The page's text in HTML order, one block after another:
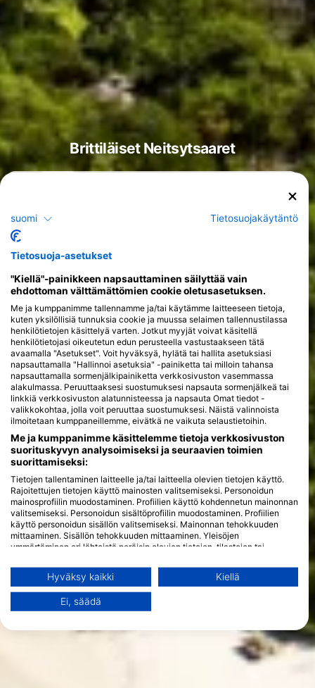
Brittiläiset Neitsytsaaret
suomi Tietosuojakäytäntö
Tietosuoja-asetukset
"Kiellä"-painikkeen napsauttaminen säilyttää vain
ehdottoman välttämättömien cookie oletusasetuksen.
Me ja kumppanimme tallennamme ja/tai käytämme laitteeseen tietoja,
kuten yksilöllisiä tunnuksia cookie ja muussa selaimen tallennustilassa
henkilötietojen käsittelyä varten. Jotkut myyjät voivat käsitellä
henkilötietojasi oikeutetun edun perusteella vastustaakseen tätä
avaamalla "Asetukset". Voit hyväksyä, hylätä tai hallita asetuksiasi
napsauttamalla "Hallinnoi asetuksia" -painiketta tai milloin tahansa
napsauttamalla sormenjälkipainiketta verkkosivuston vasemmassa
alakulmassa. Peruuttaaksesi suostumuksesi napsauta sormenjälkeä tai
linkkiä verkkosivuston alatunnisteessa ja napsauta Omat tiedot -
valikkokohtaa, jolla voit peruuttaa suostumuksesi. Näistä valinnoista
ilmoitetaan kumppaneillemme, eivätkä ne vaikuta selaustietoihin.
Me ja kumppanimme käsittelemme tietoja verkkosivuston
suorituskyvyn analysoimiseksi ja seuraavien toimien
suorittamiseksi:
Tietojen tallentaminen laitteelle ja/tai laitteella olevien tietojen käyttö.
Rajoitettujen tietojen käyttö mainosten valitsemiseksi. Personoidun
mainosprofiilin muodostaminen. Profiilien käyttö kohdennetun mainonnan
valitsemiseksi. Personoidun sisältöprofiilin muodostaminen. Profiilien
käyttö personoidun sisällön valitsemiseksi. Mainonnan tehokkuuden
mittaaminen. Sisällön tehokkuuden mittaaminen. Yleisöjen
ymmärtäminen eri lähteistä peräisin olevien tietojen, tilastojen tai
Rajoitettujen tietojen käyttö sisällön valitsemiseen.
Lisätietoja Googlen tavasta käyttää tietoja löydät täältä:
https://business.safety.google/privacy/
Tietoja voidaan jakaa Euroopan unionin ulkopuolelle ja lähettää
Suostumuksesi ja cookie koskevat vain tätä verkkosivustoa/sovellusta.
Hyväksy kaikki Kiellä
Ei, säädä